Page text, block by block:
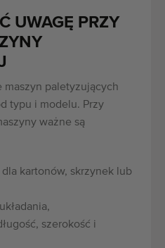
UWAGĘ PRZY
maszyn paletyzujących
typu i modelu. Przy
ważne są
kartonów, skrzynek lub
szerokość i